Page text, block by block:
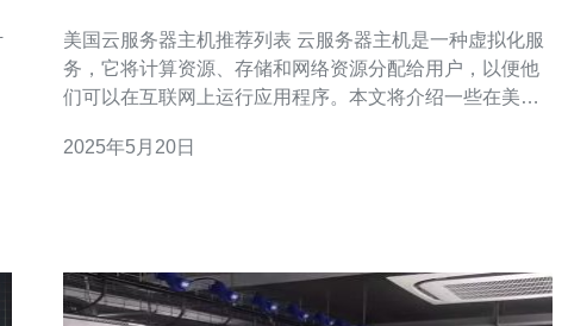
美国云服务器主机推荐列表 云服务器主机是一种虚拟化服
务，它将计算资源、存储和网络资源分配给用户，以便他
们可以在互联网上运行应用程序。本文将介绍一些在美国
是全球领先的云计算服务提供商之一，提供各种计算、存
2025年5月20日